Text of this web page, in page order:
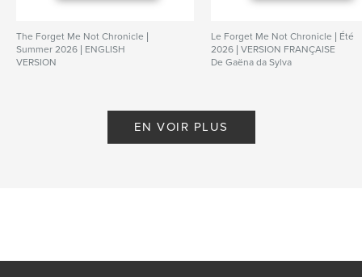
The Forget Me Not Chronicle |
Summer 2026 | ENGLISH
VERSION
Le Forget Me Not Chronicle | Été
2026 | VERSION FRANÇAISE
De Gaëna da Sylva
EN VOIR PLUS